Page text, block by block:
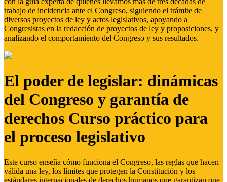
trabajo de incidencia ante el Congreso, siguiendo el trámite de
diversos proyectos de ley y actos legislativos, apoyando a
Congresistas en la redacción de proyectos de ley y proposiciones, y
analizando el comportamiento del Congreso y sus resultados.
El poder de legislar: dinámicas
del Congreso y garantía de
derechos Curso práctico para
el proceso legislativo
Este curso enseña cómo funciona el Congreso, las reglas que hacen
válida una ley, los límites que protegen la Constitución y los
estándares internacionales de derechos humanos que garantizan que